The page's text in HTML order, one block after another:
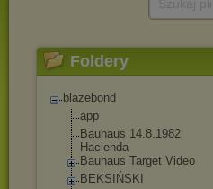
Foldery
blazebond
app
Bauhaus 14.8.1982
Hacienda
Bauhaus Target Video
BEKSIŃSKI